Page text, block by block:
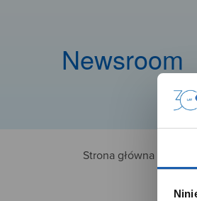
Newsroom
Strona główna